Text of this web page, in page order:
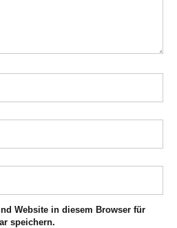
Website in diesem Browser für
speichern.